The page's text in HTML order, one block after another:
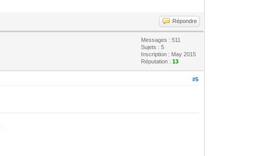
Répondre
Messages : 511
Sujets : 5
Inscription : May 2015
Réputation :13
#5